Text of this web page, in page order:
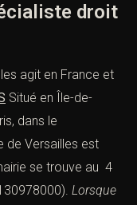
droit
agit en France et
Situé en Île-de-
dans le
de Versailles est
se trouve au 4
Lorsque